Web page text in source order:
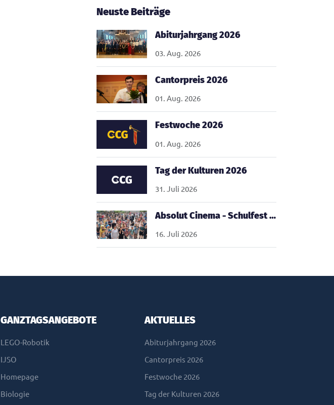
Neuste Beiträge
Abiturjahrgang 2026
03. Aug. 2026
Cantorpreis 2026
01. Aug. 2026
Festwoche 2026
01. Aug. 2026
Tag der Kulturen 2026
31. Juli 2026
Absolut Cinema - Schulfest 2026
16. Juli 2026
GANZTAGSANGEBOTE
LEGO-Robotik
IJSO
Homepage
Biologie
AKTUELLES
Abiturjahrgang 2026
Cantorpreis 2026
Festwoche 2026
Tag der Kulturen 2026